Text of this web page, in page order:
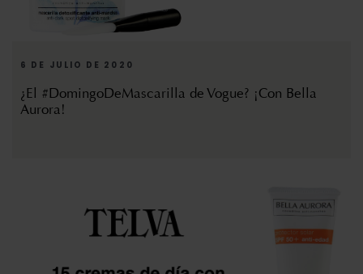
6 DE JULIO DE 2020
¿El #DomingoDeMascarilla de Vogue? ¡Con Bella
Aurora!